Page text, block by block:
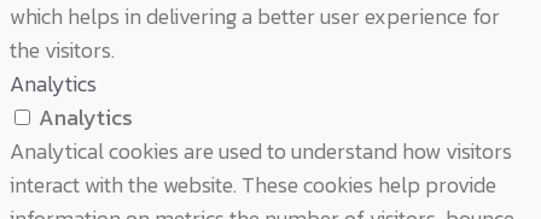
which helps in delivering a better user experience for
the visitors.
Analytics
Analytics
Analytical cookies are used to understand how visitors
interact with the website. These cookies help provide